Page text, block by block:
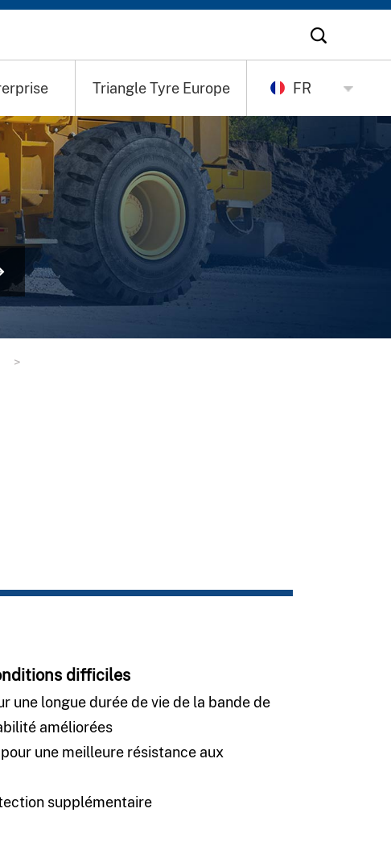
Triangle Tyre Europe FR
>
difficiles
une longue durée de vie de la bande de
améliorées
une meilleure résistance aux
supplémentaire